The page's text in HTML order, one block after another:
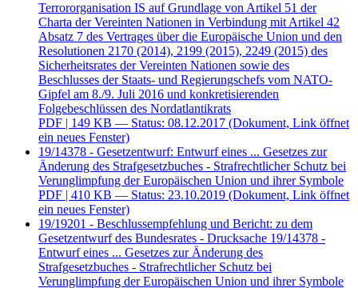
Terrororganisation IS auf Grundlage von Artikel 51 der
Charta der Vereinten Nationen in Verbindung mit Artikel 42
Absatz 7 des Vertrages über die Europäische Union und den
Resolutionen 2170 (2014), 2199 (2015), 2249 (2015) des
Sicherheitsrates der Vereinten Nationen sowie des
Beschlusses der Staats- und Regierungschefs vom NATO-
Gipfel am 8./9. Juli 2016 und konkretisierenden
Folgebeschlüssen des Nordatlantikrats
PDF | 149 KB — Status: 08.12.2017 (Dokument, Link öffnet
ein neues Fenster)
19/14378 - Gesetzentwurf: Entwurf eines ... Gesetzes zur
Änderung des Strafgesetzbuches - Strafrechtlicher Schutz bei
Verunglimpfung der Europäischen Union und ihrer Symbole
PDF | 410 KB — Status: 23.10.2019 (Dokument, Link öffnet
ein neues Fenster)
19/19201 - Beschlussempfehlung und Bericht: zu dem
Gesetzentwurf des Bundesrates - Drucksache 19/14378 -
Entwurf eines ... Gesetzes zur Änderung des
Strafgesetzbuches - Strafrechtlicher Schutz bei
Verunglimpfung der Europäischen Union und ihrer Symbole